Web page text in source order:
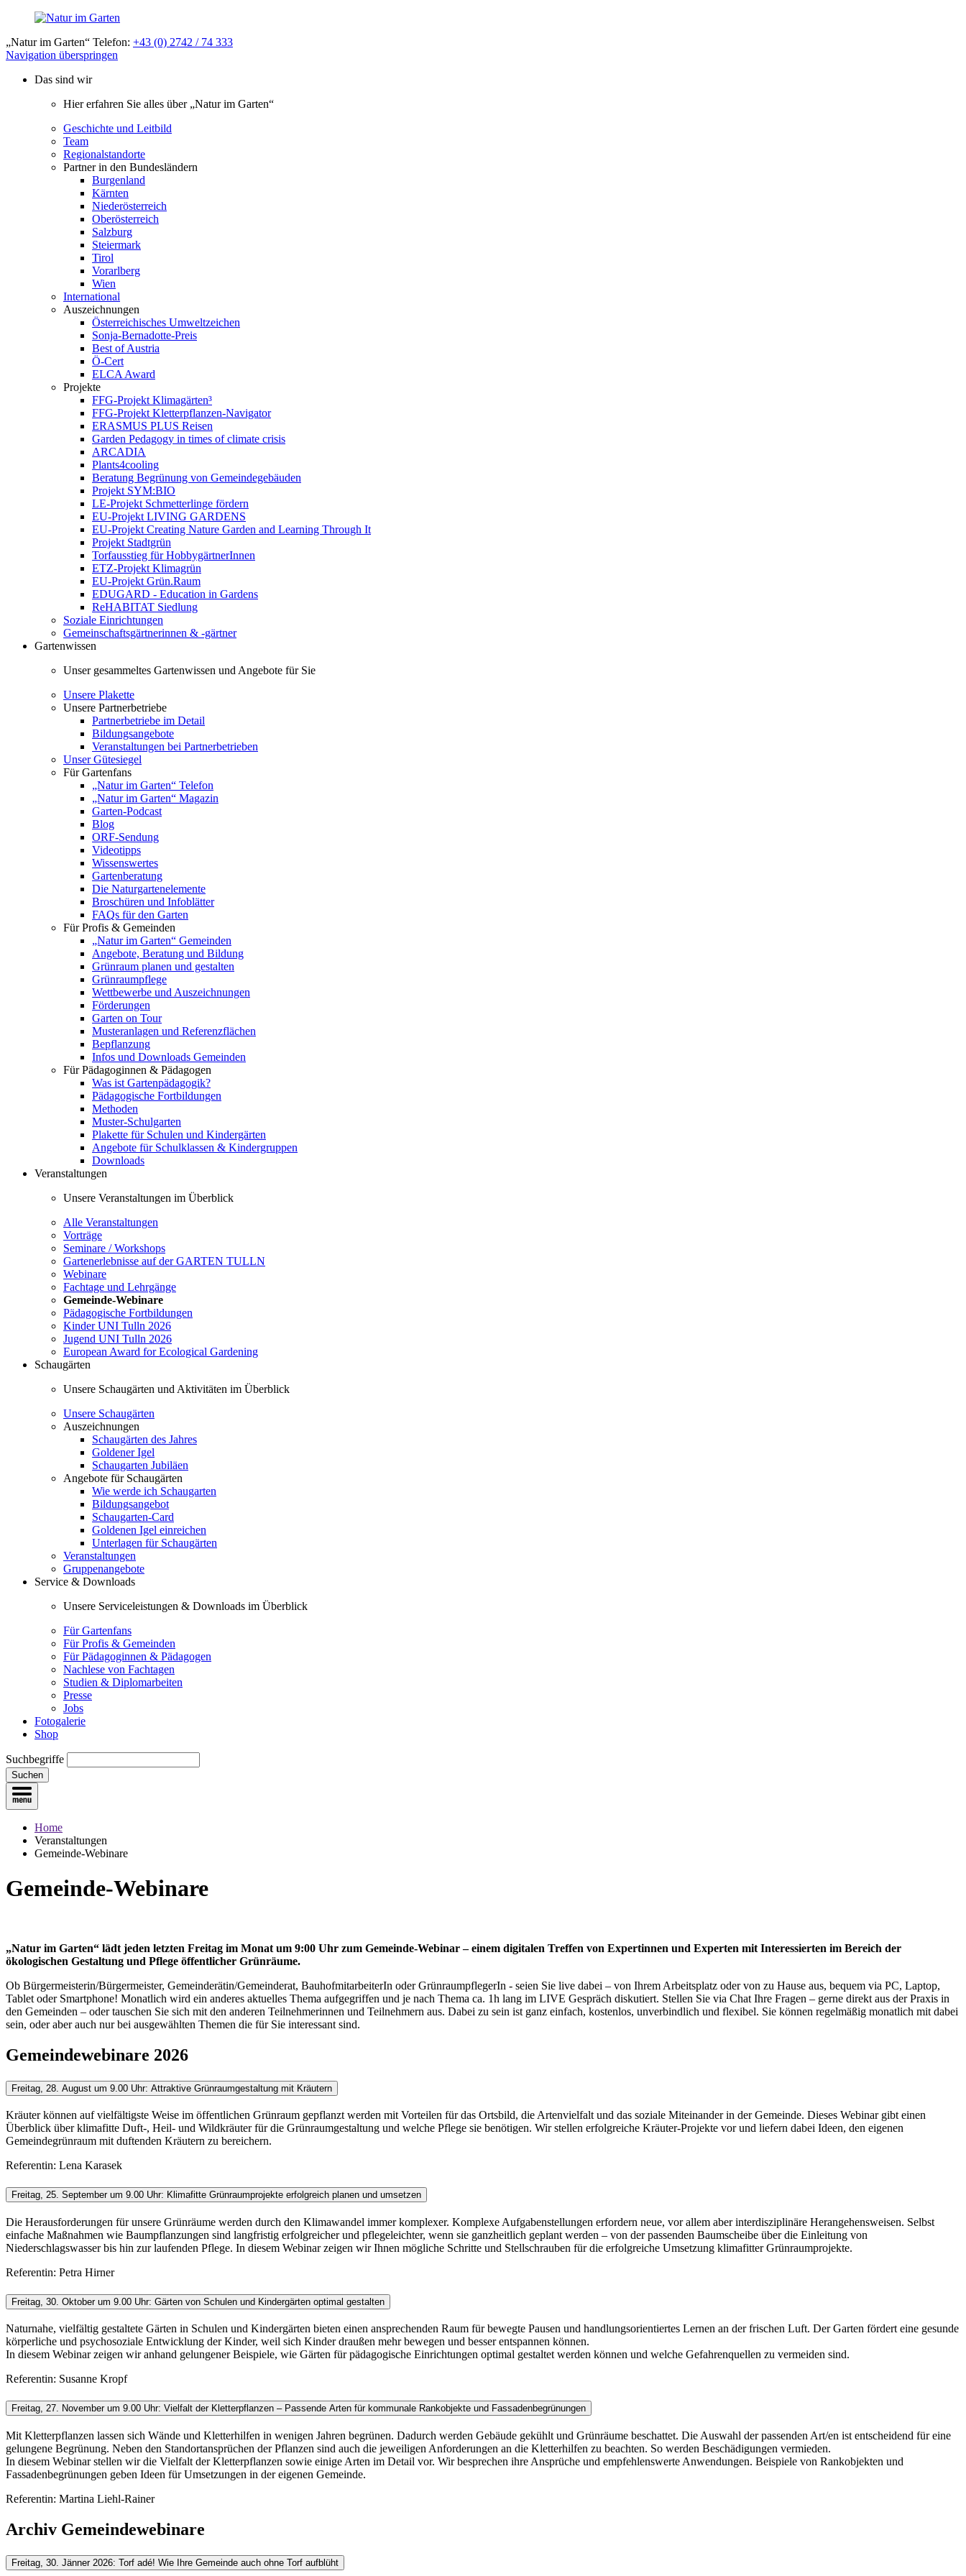
„Natur im Garten“ Telefon: +43 (0) 2742 / 74 333
Navigation überspringen
Das sind wir
Hier erfahren Sie alles über „Natur im Garten“
Geschichte und Leitbild
Team
Regionalstandorte
Partner in den Bundesländern
Burgenland
Kärnten
Niederösterreich
Oberösterreich
Salzburg
Steiermark
Tirol
Vorarlberg
Wien
International
Auszeichnungen
Österreichisches Umweltzeichen
Sonja-Bernadotte-Preis
Best of Austria
Ö-Cert
ELCA Award
Projekte
FFG-Projekt Klimagärten³
FFG-Projekt Kletterpflanzen-Navigator
ERASMUS PLUS Reisen
Garden Pedagogy in times of climate crisis
ARCADIA
Plants4cooling
Beratung Begrünung von Gemeindegebäuden
Projekt SYM:BIO
LE-Projekt Schmetterlinge fördern
EU-Projekt LIVING GARDENS
EU-Projekt Creating Nature Garden and Learning Through It
Projekt Stadtgrün
Torfausstieg für HobbygärtnerInnen
ETZ-Projekt Klimagrün
EU-Projekt Grün.Raum
EDUGARD - Education in Gardens
ReHABITAT Siedlung
Soziale Einrichtungen
Gemeinschaftsgärtnerinnen & -gärtner
Gartenwissen
Unser gesammeltes Gartenwissen und Angebote für Sie
Unsere Plakette
Unsere Partnerbetriebe
Partnerbetriebe im Detail
Bildungsangebote
Veranstaltungen bei Partnerbetrieben
Unser Gütesiegel
Für Gartenfans
„Natur im Garten“ Telefon
„Natur im Garten“ Magazin
Garten-Podcast
Blog
ORF-Sendung
Videotipps
Wissenswertes
Gartenberatung
Die Naturgartenelemente
Broschüren und Infoblätter
FAQs für den Garten
Für Profis & Gemeinden
„Natur im Garten“ Gemeinden
Angebote, Beratung und Bildung
Grünraum planen und gestalten
Grünraumpflege
Wettbewerbe und Auszeichnungen
Förderungen
Garten on Tour
Musteranlagen und Referenzflächen
Bepflanzung
Infos und Downloads Gemeinden
Für Pädagoginnen & Pädagogen
Was ist Gartenpädagogik?
Pädagogische Fortbildungen
Methoden
Muster-Schulgarten
Plakette für Schulen und Kindergärten
Angebote für Schulklassen & Kindergruppen
Downloads
Veranstaltungen
Unsere Veranstaltungen im Überblick
Alle Veranstaltungen
Vorträge
Seminare / Workshops
Gartenerlebnisse auf der GARTEN TULLN
Webinare
Fachtage und Lehrgänge
Gemeinde-Webinare
Pädagogische Fortbildungen
Kinder UNI Tulln 2026
Jugend UNI Tulln 2026
European Award for Ecological Gardening
Schaugärten
Unsere Schaugärten und Aktivitäten im Überblick
Unsere Schaugärten
Auszeichnungen
Schaugärten des Jahres
Goldener Igel
Schaugarten Jubiläen
Angebote für Schaugärten
Wie werde ich Schaugarten
Bildungsangebot
Schaugarten-Card
Goldenen Igel einreichen
Unterlagen für Schaugärten
Veranstaltungen
Gruppenangebote
Service & Downloads
Unsere Serviceleistungen & Downloads im Überblick
Für Gartenfans
Für Profis & Gemeinden
Für Pädagoginnen & Pädagogen
Nachlese von Fachtagen
Studien & Diplomarbeiten
Presse
Jobs
Fotogalerie
Shop
Suchbegriffe
Suchen
Home
Veranstaltungen
Gemeinde-Webinare
Gemeinde-Webinare
„Natur im Garten“ lädt jeden letzten Freitag im Monat um 9:00 Uhr zum Gemeinde-Webinar – einem digitalen Treffen von Expertinnen und Experten mit Interessierten im Bereich der
ökologischen Gestaltung und Pflege öffentlicher Grünräume.
Ob Bürgermeisterin/Bürgermeister, Gemeinderätin/Gemeinderat, BauhofmitarbeiterIn oder GrünraumpflegerIn - seien Sie live dabei – von Ihrem Arbeitsplatz oder von zu Hause aus, bequem via PC, Laptop,
Tablet oder Smartphone! Monatlich wird ein anderes aktuelles Thema aufgegriffen und je nach Thema ca. 1h lang im LIVE Gespräch diskutiert. Stellen Sie via Chat Ihre Fragen – gerne direkt aus der Praxis in
den Gemeinden – oder tauschen Sie sich mit den anderen Teilnehmerinnen und Teilnehmern aus. Dabei zu sein ist ganz einfach, kostenlos, unverbindlich und flexibel. Sie können regelmäßig monatlich mit dabei
sein, oder aber auch nur bei ausgewählten Themen die für Sie interessant sind.
Gemeindewebinare 2026
Freitag, 28. August um 9.00 Uhr: Attraktive Grünraumgestaltung mit Kräutern
Kräuter können auf vielfältigste Weise im öffentlichen Grünraum gepflanzt werden mit Vorteilen für das Ortsbild, die Artenvielfalt und das soziale Miteinander in der Gemeinde. Dieses Webinar gibt einen
Überblick über klimafitte Duft-, Heil- und Wildkräuter für die Grünraumgestaltung und welche Pflege sie benötigen. Wir stellen erfolgreiche Kräuter-Projekte vor und liefern dabei Ideen, den eigenen
Gemeindegrünraum mit duftenden Kräutern zu bereichern.
Referentin: Lena Karasek
Freitag, 25. September um 9.00 Uhr: Klimafitte Grünraumprojekte erfolgreich planen und umsetzen
Die Herausforderungen für unsere Grünräume werden durch den Klimawandel immer komplexer. Komplexe Aufgabenstellungen erfordern neue, vor allem aber interdisziplinäre Herangehensweisen. Selbst
einfache Maßnahmen wie Baumpflanzungen sind langfristig erfolgreicher und pflegeleichter, wenn sie ganzheitlich geplant werden – von der passenden Baumscheibe über die Einleitung von
Niederschlagswasser bis hin zur laufenden Pflege. In diesem Webinar zeigen wir Ihnen mögliche Schritte und Stellschrauben für die erfolgreiche Umsetzung klimafitter Grünraumprojekte.
Referentin: Petra Hirner
Freitag, 30. Oktober um 9.00 Uhr: Gärten von Schulen und Kindergärten optimal gestalten
Naturnahe, vielfältig gestaltete Gärten in Schulen und Kindergärten bieten einen ansprechenden Raum für bewegte Pausen und handlungsorientiertes Lernen an der frischen Luft. Der Garten fördert eine gesunde
körperliche und psychosoziale Entwicklung der Kinder, weil sich Kinder draußen mehr bewegen und besser entspannen können.
In diesem Webinar zeigen wir anhand gelungener Beispiele, wie Gärten für pädagogische Einrichtungen optimal gestaltet werden können und welche Gefahrenquellen zu vermeiden sind.
Referentin: Susanne Kropf
Freitag, 27. November um 9.00 Uhr: Vielfalt der Kletterpflanzen – Passende Arten für kommunale Rankobjekte und Fassadenbegrünungen
Mit Kletterpflanzen lassen sich Wände und Kletterhilfen in wenigen Jahren begrünen. Dadurch werden Gebäude gekühlt und Grünräume beschattet. Die Auswahl der passenden Art/en ist entscheidend für eine
gelungene Begrünung. Neben den Standortansprüchen der Pflanzen sind auch die jeweiligen Anforderungen an die Kletterhilfen zu beachten. So werden Beschädigungen vermieden.
In diesem Webinar stellen wir die Vielfalt der Kletterpflanzen sowie einige Arten im Detail vor. Wir besprechen ihre Ansprüche und empfehlenswerte Anwendungen. Beispiele von Rankobjekten und
Fassadenbegrünungen geben Ideen für Umsetzungen in der eigenen Gemeinde.
Referentin: Martina Liehl-Rainer
Archiv Gemeindewebinare
Freitag, 30. Jänner 2026: Torf adé! Wie Ihre Gemeinde auch ohne Torf aufblüht